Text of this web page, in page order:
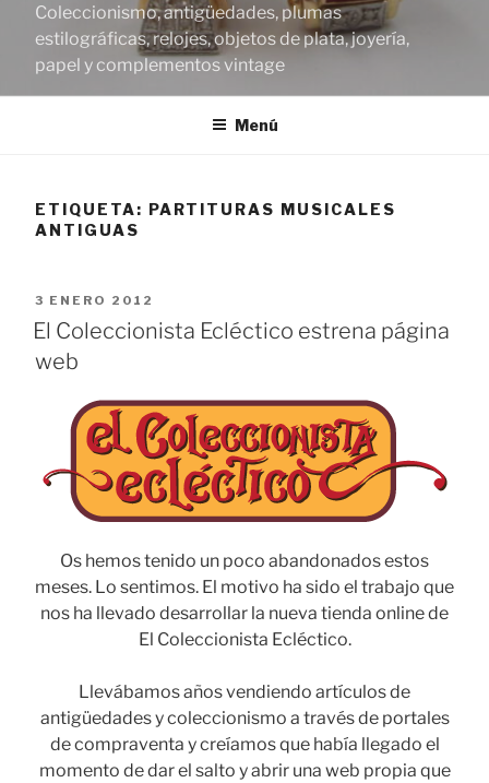
Coleccionismo, antigüedades, plumas
estilográficas, relojes, objetos de plata, joyería,
papel y complementos vintage
Menú
ETIQUETA: PARTITURAS MUSICALES
ANTIGUAS
PUBLICADO
EL
3 ENERO 2012
El Coleccionista Ecléctico estrena página
web
Os hemos tenido un poco abandonados estos
meses. Lo sentimos. El motivo ha sido el trabajo que
nos ha llevado desarrollar la nueva tienda online de
El Coleccionista Ecléctico.
Llevábamos años vendiendo artículos de
antigüedades y coleccionismo a través de portales
de compraventa y creíamos que había llegado el
momento de dar el salto y abrir una web propia que